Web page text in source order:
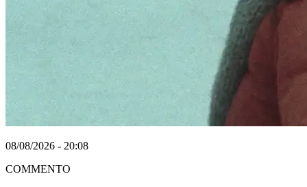
08/08/2026 - 20:08
COMMENTO